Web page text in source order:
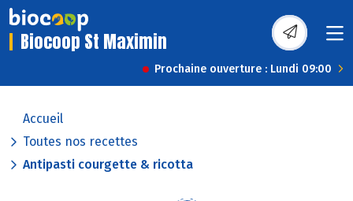
Biocoop St Maximin
Prochaine ouverture : Lundi 09:00
Accueil
Toutes nos recettes
Antipasti courgette & ricotta